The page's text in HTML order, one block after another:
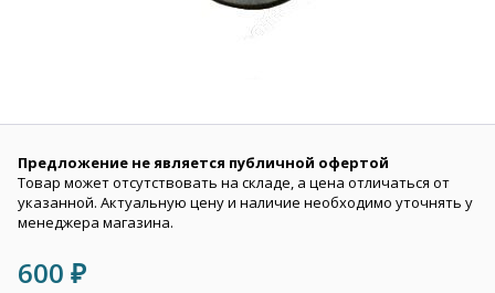
Предложение не является публичной офертой
Товар может отсутствовать на складе, а цена отличаться от
указанной. Актуальную цену и наличие необходимо уточнять у
менеджера магазина.
600 ₽